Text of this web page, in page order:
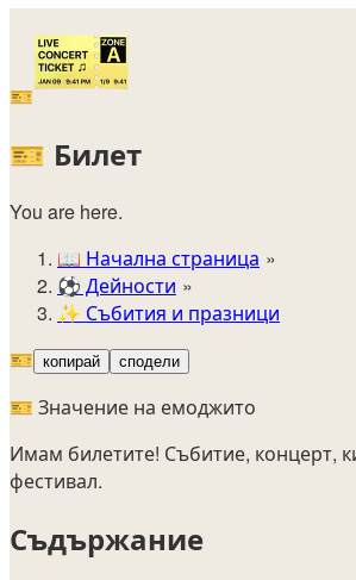
🎫
🎫 Билет
You are here.
📖 Начална страница
⚽️ Дейности
✨ Събития и празници
🎫 копирай сподели
🎫 Значение на емоджито
Имам билетите! Събитие, концерт,
фестивал.
Съдържание